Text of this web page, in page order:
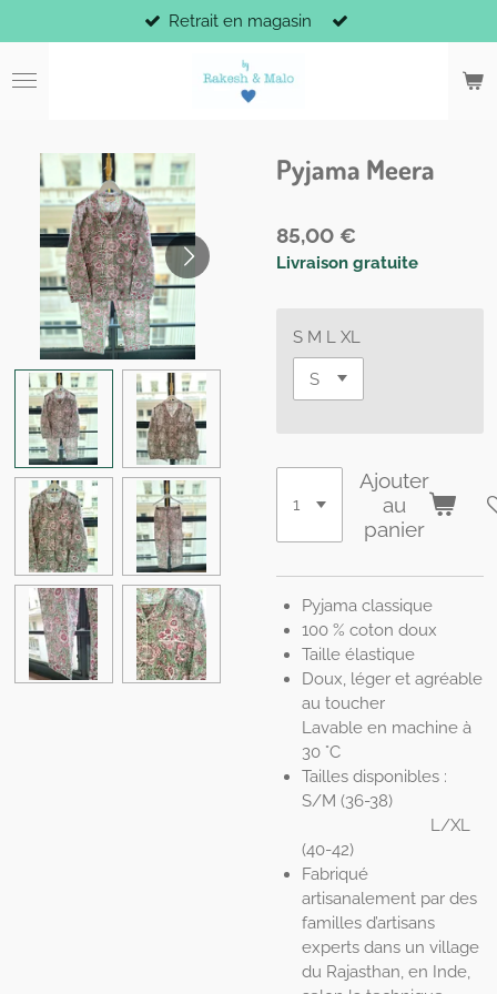
au
contenu
Retrait en magasin
Pyjama Meera
85,00 €
Livraison gratuite
S M L XL
Ajouter
au
panier
Pyjama classique
100 % coton doux
Taille élastique
Doux, léger et agréable
au toucher
Lavable en machine à
30 °C
Tailles disponibles :
S/M (36-38)
L/XL
(40-42)
Fabriqué
artisanalement par des
familles d’artisans
experts dans un village
du Rajasthan, en Inde,